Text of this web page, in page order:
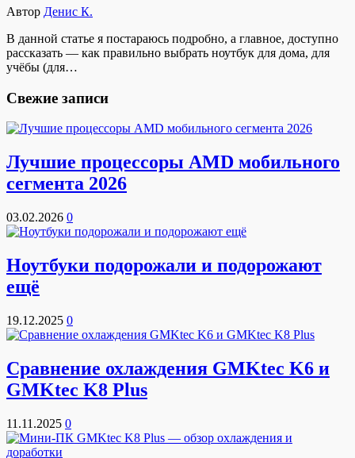
Автор Денис К.
В данной статье я постараюсь подробно, а главное, доступно
рассказать — как правильно выбрать ноутбук для дома, для
учёбы (для…
Свежие записи
Лучшие процессоры AMD мобильного
сегмента 2026
03.02.2026 0
Ноутбуки подорожали и подорожают
ещё
19.12.2025 0
Сравнение охлаждения GMKtec K6 и
GMKtec K8 Plus
11.11.2025 0